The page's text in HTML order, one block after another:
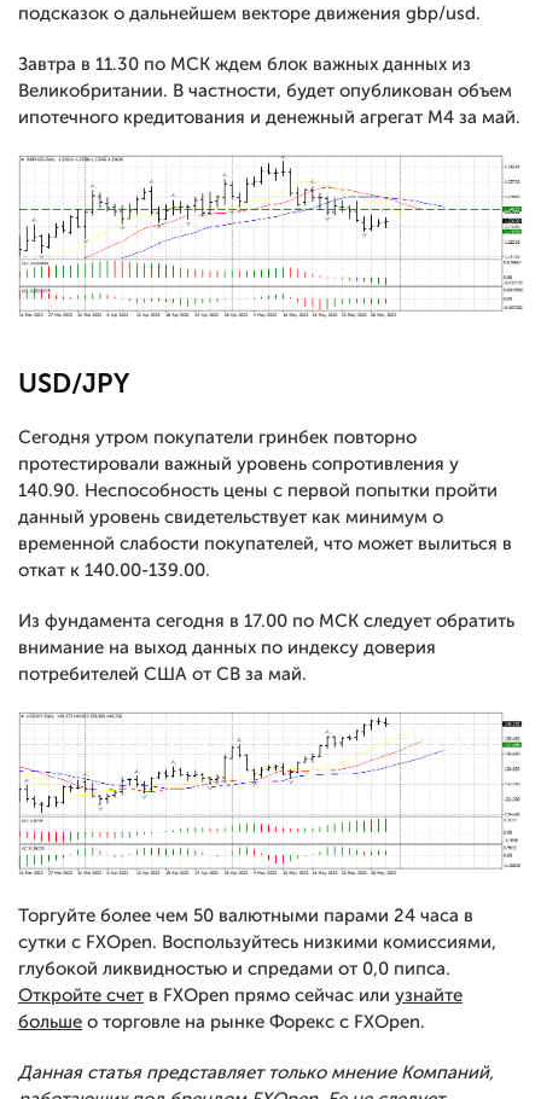
подсказок о дальнейшем векторе движения gbp/usd.
Завтра в 11.30 по МСК ждем блок важных данных из
Великобритании. В частности, будет опубликован объем
ипотечного кредитования и денежный агрегат М4 за май.
USD/JPY
Сегодня утром покупатели гринбек повторно
протестировали важный уровень сопротивления у
140.90. Неспособность цены с первой попытки пройти
данный уровень свидетельствует как минимум о
временной слабости покупателей, что может вылиться в
откат к 140.00-139.00.
Из фундамента сегодня в 17.00 по МСК следует обратить
внимание на выход данных по индексу доверия
потребителей США от CB за май.
Торгуйте более чем 50 валютными парами 24 часа в
сутки с FXOpen. Воспользуйтесь низкими комиссиями,
глубокой ликвидностью и спредами от 0,0 пипса.
Откройте счет в FXOpen прямо сейчас или узнайте
больше о торговле на рынке Форекс с FXOpen.
Данная статья представляет только мнение Компаний,